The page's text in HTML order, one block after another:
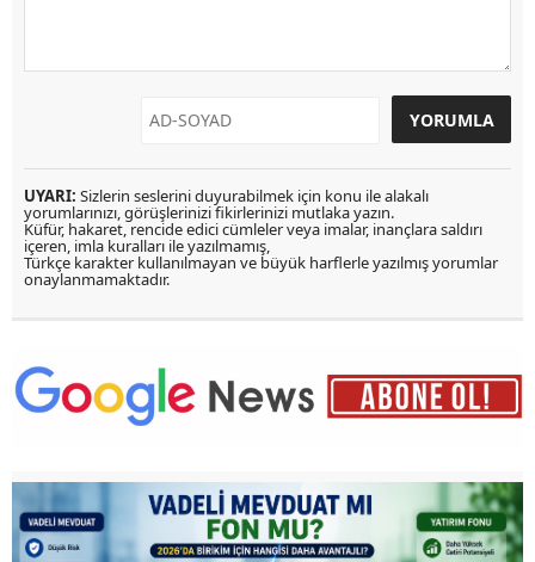
UYARI: Sizlerin seslerini duyurabilmek için konu ile alakalı
yorumlarınızı, görüşlerinizi fikirlerinizi mutlaka yazın.
Küfür, hakaret, rencide edici cümleler veya imalar, inançlara saldırı
içeren, imla kuralları ile yazılmamış,
Türkçe karakter kullanılmayan ve büyük harflerle yazılmış yorumlar
onaylanmamaktadır.